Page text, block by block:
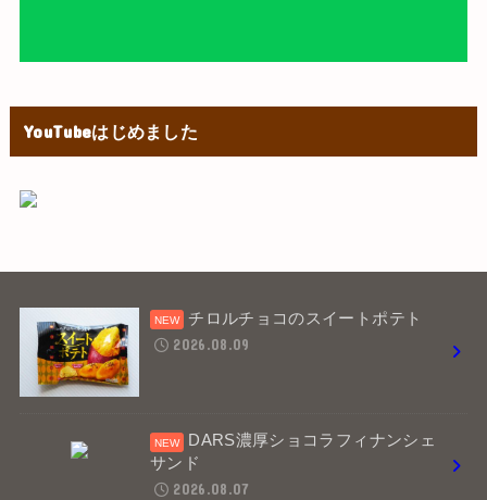
YouTubeはじめました
チロルチョコのスイートポテト
2026.08.09
DARS濃厚ショコラフィナンシェ
サンド
2026.08.07